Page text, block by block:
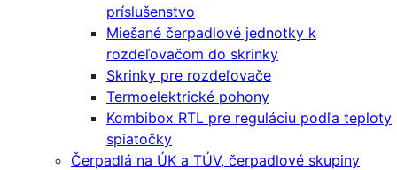
príslušenstvo
Miešané čerpadlové jednotky k
rozdeľovačom do skrinky
Skrinky pre rozdeľovače
Termoelektrické pohony
Kombibox RTL pre reguláciu podľa teploty
spiatočky
Čerpadlá na ÚK a TÚV, čerpadlové skupiny